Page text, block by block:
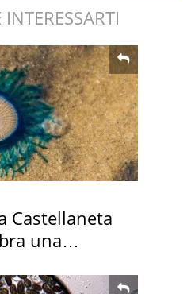
Castellaneta
una